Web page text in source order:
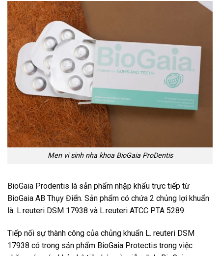
Men vi sinh nha khoa BioGaia ProDentis
BioGaia Prodentis là sản phẩm nhập khẩu trực tiếp từ
BioGaia AB Thụy Điển. Sản phẩm có chứa 2 chủng lợi khuẩn
là: L.reuteri DSM 17938 và L.reuteri ATCC PTA 5289.
Tiếp nối sự thành công của chủng khuẩn L. reuteri DSM
17938 có trong sản phẩm BioGaia Protectis trong việc